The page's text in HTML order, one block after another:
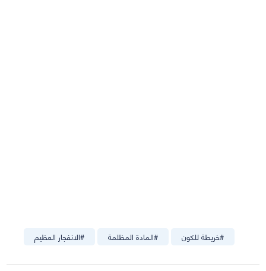
#الانفجار العظيم #المادة المظلمة #خريطة للكون